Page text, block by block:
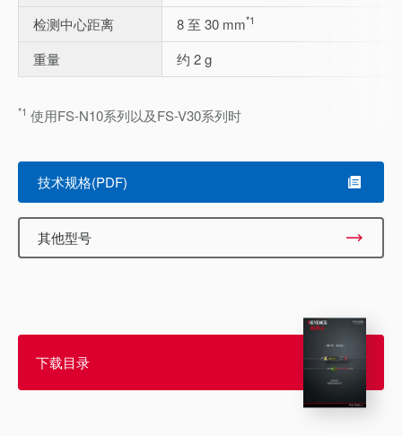
检测中心距离
8 至 30 mm*1
重量 约 2 g
*1 使用FS-N10系列以及FS-V30系列时
技术规格(PDF)
其他型号
下载目录